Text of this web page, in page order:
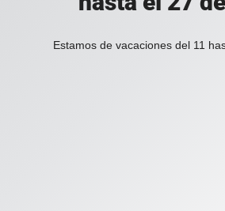
Estamos de vacaciones del 11